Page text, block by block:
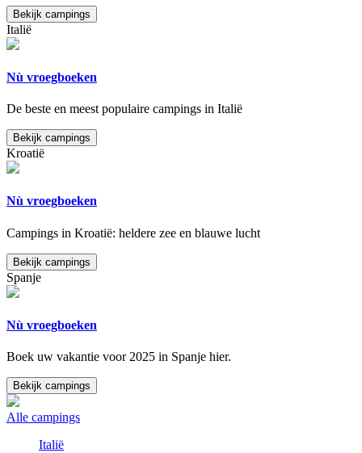
Bekijk campings
Italië
Nù vroegboeken
De beste en meest populaire campings in Italië
Bekijk campings
Kroatië
Nù vroegboeken
Campings in Kroatië: heldere zee en blauwe lucht
Bekijk campings
Spanje
Nù vroegboeken
Boek uw vakantie voor 2025 in Spanje hier.
Bekijk campings
Alle campings
Italië